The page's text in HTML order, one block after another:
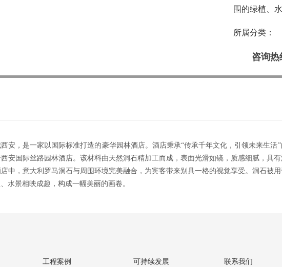
围的绿植、
所属分类：
咨询热
安，是一家以国际标准打造的豪华园林酒店。酒店秉承“传承千年文化，引领未来生活
安国际丝路园林酒店。该材料由天然洞石精加工而成，表面光滑如镜，质感细腻，具
中，意大利罗马洞石与周围环境完美融合，为宾客带来别具一格的视觉享受。洞石被
水景相映成趣，构成一幅美丽的画卷。
工程案例 可持续发展 联系我们